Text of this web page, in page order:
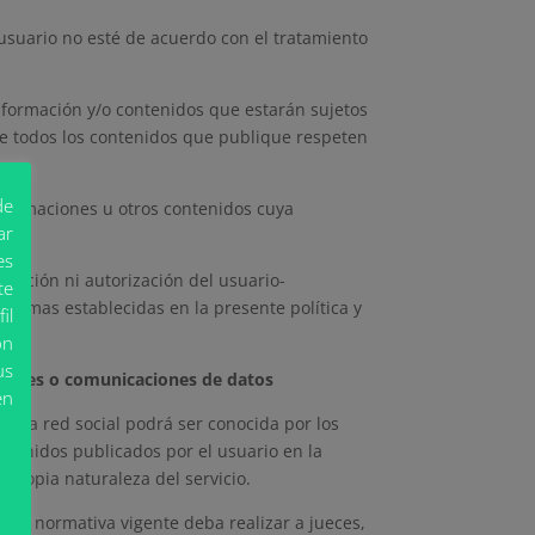
no esté de acuerdo con el tratamiento
y/o contenidos que estarán sujetos
todos los contenidos que publique respeten
u otros contenidos cuya
ni autorización del usuario-
establecidas en la presente política y
o comunicaciones de datos
, en la red social podrá ser conocida por los
publicados por el usuario en la
naturaleza del servicio.
la normativa vigente deba realizar a jueces,